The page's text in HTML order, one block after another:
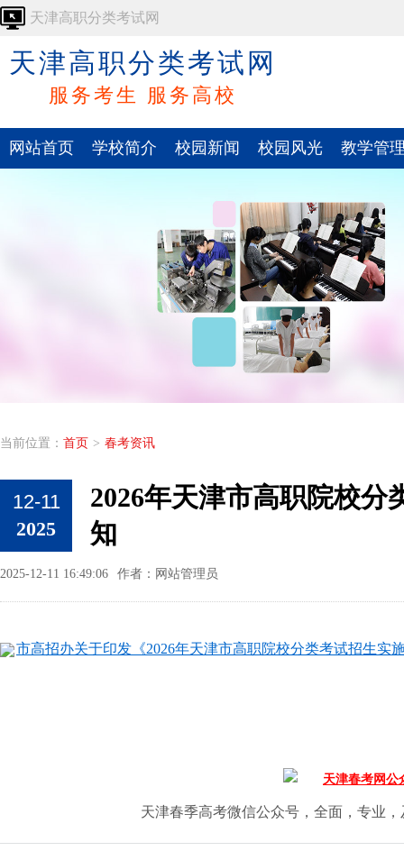
天津高职分类考试网
天津高职分类考试网
服务考生 服务高校
网站首页 学校简介 校园新闻 校园风光 教学管
当前位置： 首页 > 春考资讯
12-11
2025
2026年天津市高职院校分
知
2025-12-11 16:49:06 作者：网站管理员
市高招办关于印发《2026年天津市高职院校分类考试招生实
天津春季高考微信公众号，全面，专业